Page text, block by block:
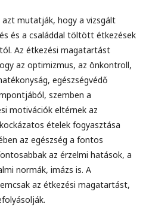
azt mutatják, hogy a vizsgált
és a családdal töltött étkezések
Az étkezési magatartást
az optimizmus, az önkontroll,
egészségvédő
szemben a
motivációk eltérnek az
ételek fogyasztása
az egészség a fontos
az érzelmi hatások, a
normák, imázs is. A
az étkezési magatartást,